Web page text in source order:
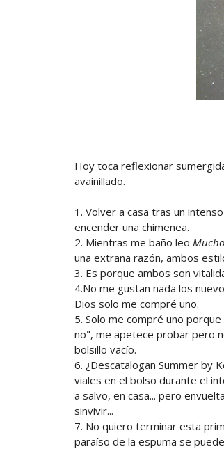
Hoy toca reflexionar
avainillado.
1. Volver a casa tras un
encender una chimenea.
2. Mientras me baño leo
una extraña razón, ambos
3. Es porque ambos son
4.No me gustan nada los
Dios solo me compré uno.
5. Solo me compré uno
no", me apetece probar pero
bolsillo vacío.
6. ¿Descatalogan Summer by
viales en el bolso durante el
a salvo, en casa... pero
sinvivir...
7. No quiero terminar esta
paraíso de la espuma se